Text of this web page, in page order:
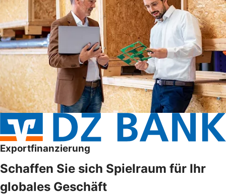
Exportfinanzierung
Schaffen Sie sich Spielraum für Ihr
globales Geschäft